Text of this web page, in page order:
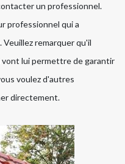
un professionnel.
professionnel qui a
remarquer qu'il
lui permettre de garantir
voulez d'autres
directement.